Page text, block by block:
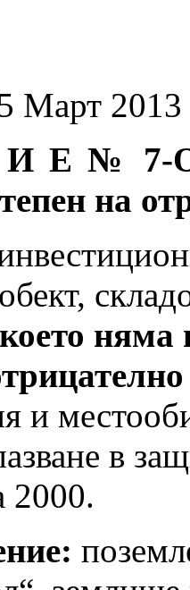
Март 2013
№ 7-ОС/
на
което няма
и
в
2000.